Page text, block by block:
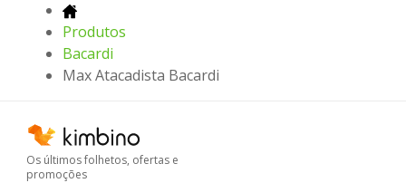
Produtos
Bacardi
Max Atacadista Bacardi
Os últimos folhetos, ofertas e
promoções